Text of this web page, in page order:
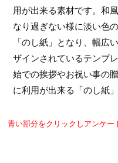
用が出来る素材です。和
なり過ぎない様に淡い色
「のし紙」となり、幅広
ザインされているテンプ
始での挨拶やお祝い事の
に利用が出来る「のし紙
青い部分をクリックしアンケー